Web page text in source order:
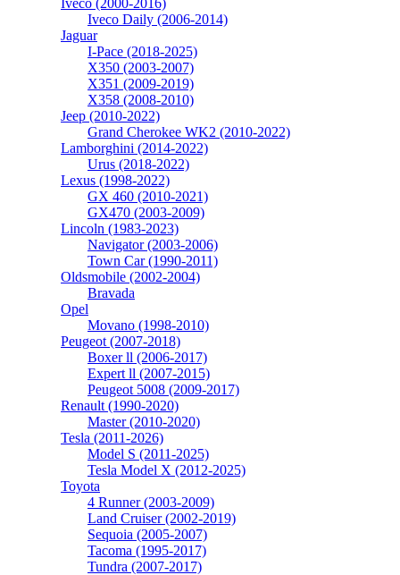
Iveco Daily (2006-2014)
Jaguar
I-Pace (2018-2025)
X350 (2003-2007)
X351 (2009-2019)
X358 (2008-2010)
Jeep (2010-2022)
Grand Cherokee WK2 (2010-2022)
Lamborghini (2014-2022)
Urus (2018-2022)
Lexus (1998-2022)
GX 460 (2010-2021)
GX470 (2003-2009)
Lincoln (1983-2023)
Navigator (2003-2006)
Town Car (1990-2011)
Oldsmobile (2002-2004)
Bravada
Opel
Movano (1998-2010)
Peugeot (2007-2018)
Boxer ll (2006-2017)
Expert ll (2007-2015)
Peugeot 5008 (2009-2017)
Renault (1990-2020)
Master (2010-2020)
Tesla (2011-2026)
Model S (2011-2025)
Tesla Model X (2012-2025)
Toyota
4 Runner (2003-2009)
Land Cruiser (2002-2019)
Sequoia (2005-2007)
Tacoma (1995-2017)
Tundra (2007-2017)